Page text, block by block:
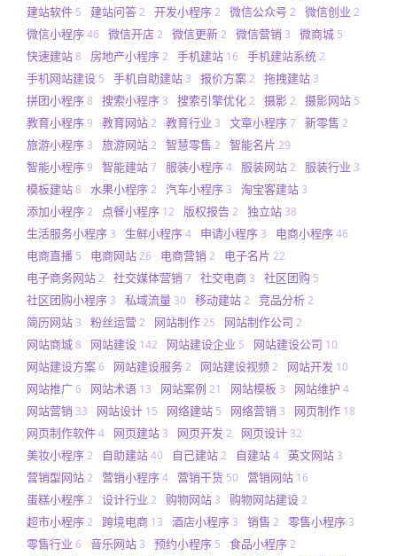
建站软件 5 建站问答2 开发小程序2 微信公众号 2 微信创业 2
微信小程序46 微信开店2 微信更新2 微信营销 3 微商城 5
快速建站8 房地产小程序2 手机建站 16 手机建站系统2
手机网站建设 5 手机自助建站 3 报价方案2 拖拽建站 3
拼团小程序8 搜索小程序 3 搜索引擎优化2 摄影2 摄影网站 5
教育小程序9 教育网站2 教育行业 3 文章小程序7 新零售 2
旅游小程序 3 旅游网站2 智慧零售 2 智能名片 29
智能小程序9 智能建站7 服装小程序4 服装网站2 服装行业 3
模板建站8 水果小程序2 汽车小程序 3 淘宝客建站 3
添加小程序2 点餐小程序 12 版权报告2 独立站 38
生活服务小程序 3 生鲜小程序4 申请小程序 3 电商小程序46
电商直播 5 电商网站26 电商营销 2 电子名片 22
电子商务网站2 社交媒体营销 7 社交电商 3 社区团购 5
社区团购小程序 3 私域流量 30 移动建站2 竞品分析2
简历网站 3 粉丝运营2 网站制作25 网站制作公司 2
网站商城8 网站建设 142 网站建设企业 5 网站建设公司 10
网站建设方案6 网站建设服务2 网站建设视频2 网站开发 10
网站推广6 网站术语 13 网站案例 21 网站模板 3 网站维护 4
网站营销 33 网站设计 15 网络建站 5 网络营销 3 网页制作 18
网页制作软件4 网页建站 3 网页开发 2 网页设计 32
美妆小程序2 自助建站40 自己建站2 自建站4 英文网站 3
营销型网站2 营销小程序4 营销干货 50 营销网站 16
蛋糕小程序2 设计行业 2 购物网站 3 购物网站建设2
超市小程序2 跨境电商 13 酒店小程序 3 销售 2 零售小程序 3
零售行业 6 音乐网站 3 预约小程序 5 食品小程序2